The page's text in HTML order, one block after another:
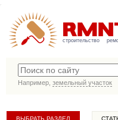
строительство
Например, земельный участок
ВЫБРАТЬ РАЗДЕЛ